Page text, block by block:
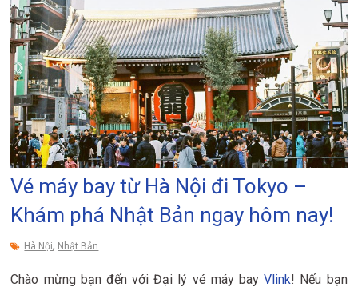
tận
tâm
Vé máy bay từ Hà Nội đi Tokyo –
Khám phá Nhật Bản ngay hôm nay!
Hà Nội, Nhật Bản
Chào mừng bạn đến với Đại lý vé máy bayVlink! Nếu bạn